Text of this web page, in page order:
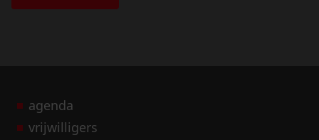
agenda
vrijwilligers